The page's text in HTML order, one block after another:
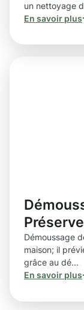
un nettoyage
En savoir plus
Démoussage
maison; il
grâce au dé...
En savoir plus